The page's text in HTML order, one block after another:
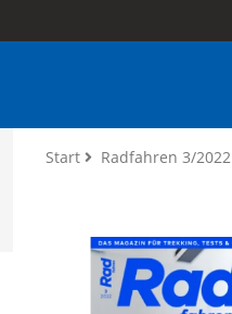
Start Radfahren 3/2022